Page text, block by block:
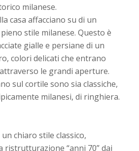
milanese.
casa affacciano su di un
stile milanese. Questo è
gialle e persiane di un
colori delicati che entrano
le grandi aperture.
sul cortile sono sia classiche,
milanesi, di ringhiera.
chiaro stile classico,
ristrutturazione “anni 70” dai